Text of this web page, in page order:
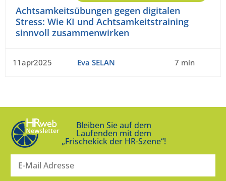
Achtsamkeitsübungen gegen digitalen
Stress: Wie KI und Achtsamkeitstraining
sinnvoll zusammenwirken
11apr2025 Eva SELAN 7 min
Bleiben Sie auf dem
Laufenden mit dem
„Frischekick der HR-Szene“!